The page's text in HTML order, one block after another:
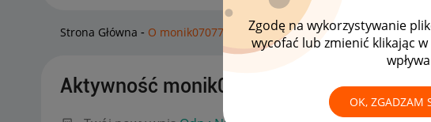
Zgodę na wykorzystywanie
wycofać lub zmienić klikając w
OK, ZGADZAM
Strona Główna O monik070774
Aktywność monik070774